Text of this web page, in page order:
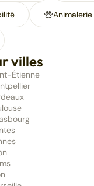
Animalerie
villes
Étienne